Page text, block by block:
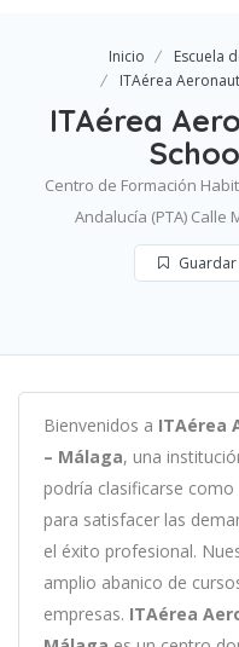
Inicio Escuela
ITAérea
ITAérea
Centro de Formación
Andalucía (PTA) Calle
Guardar
Bienvenidos a ITAérea
– Málaga, una instituci
podría clasificarse como
para satisfacer las
el éxito profesional. Nu
amplio abanico de curs
empresas. ITAérea